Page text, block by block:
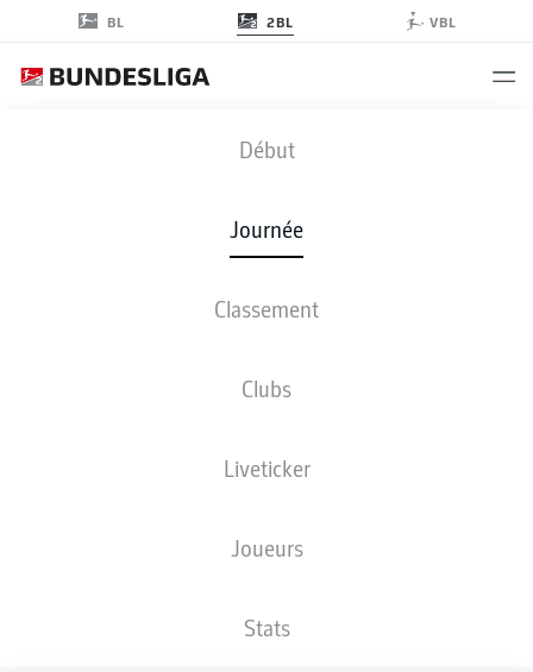
BL 2BL VBL
Début
Journée
Classement
Clubs
Liveticker
Joueurs
Stats
OSN - BSC
COMPOSITIONS STATISTIQUES